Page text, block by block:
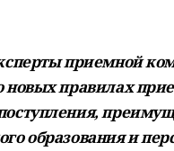
приемной
новых правилах
образования и